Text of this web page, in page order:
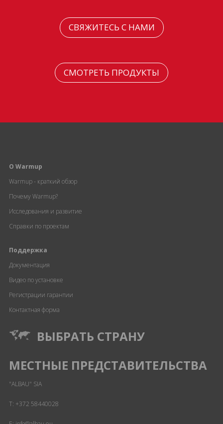
СВЯЖИТЕСЬ С НАМИ
СМОТРЕТЬ ПРОДУКТЫ
О Warmup
Warmup - краткий обзор
Почему Warmup?
Исследования и развитие
Справки по проектам
Поддержка
Документация
Видео по установке
Регистрации гарантии
Контактная форма
ВЫБРАТЬ СТРАНУ
МЕСТНЫЕ ПРЕДСТАВИТЕЛЬСТВА
"ALBAU" SIA
T: +372 58440028